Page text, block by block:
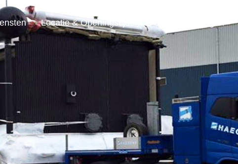
Locatie & Openingstijden Contact & Vragen